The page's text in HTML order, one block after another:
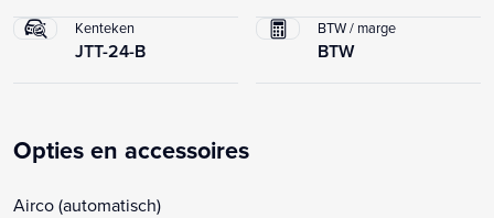
Kenteken
JTT-24-B
BTW / marge
BTW
Opties en accessoires
Airco (automatisch)